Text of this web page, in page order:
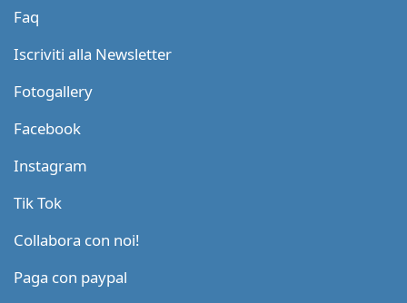
Faq
Iscriviti alla Newsletter
Fotogallery
Facebook
Instagram
Tik Tok
Collabora con noi!
Paga con paypal